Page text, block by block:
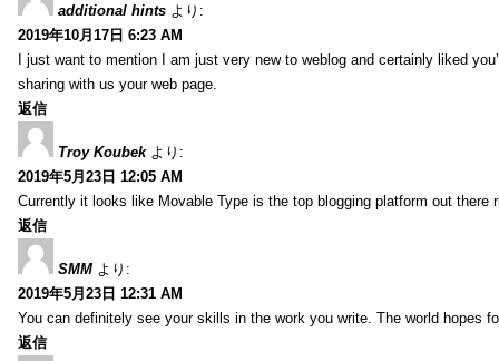
additional hints より:
2019年10月17日 6:23 AM
I just want to mention I am just very new to weblog and certainly liked
sharing with us your web page.
返信
Troy Koubek より:
2019年5月23日 12:05 AM
Currently it looks like Movable Type is the top blogging platform out
返信
SMM より:
2019年5月23日 12:31 AM
You can definitely see your skills in the work you write. The world hopes
返信